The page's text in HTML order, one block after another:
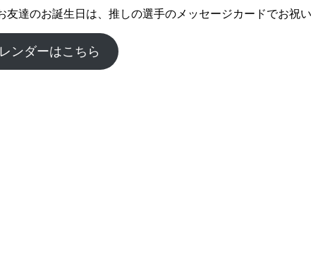
達のお誕生日は、推しの選手のメッセージカードでお祝い
ンダーはこちら